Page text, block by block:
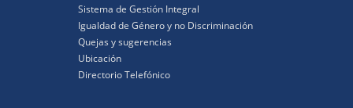
Sistema de Gestión Integral
Igualdad de Género y no Discriminación
Quejas y sugerencias
Ubicación
Directorio Telefónico